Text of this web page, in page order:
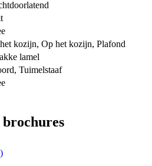
kozijn, Op het kozijn, Plafond
lamel
, Tuimelstaaf
)